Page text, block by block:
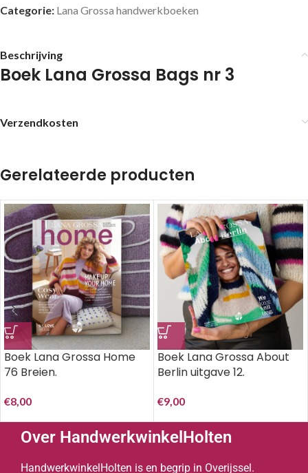
Categorie: Lana Grossa handwerkboeken
Beschrijving
Boek Lana Grossa Bags nr 3
Verzendkosten
Gerelateerde producten
Boek Lana Grossa Home
76 Breien.
€8,00
Boek Lana Grossa About
Berlin uitgave 12.
€9,00
Over HandwerkwinkelHolten
HandwerkwinkelHolten is en begrip in Overijssel.